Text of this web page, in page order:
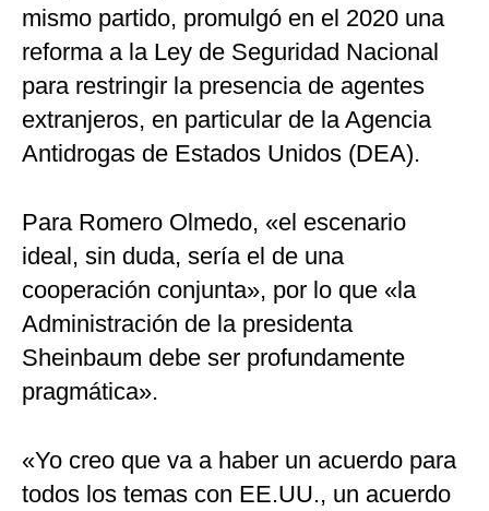
mismo partido, promulgó en el 2020 una
reforma a la Ley de Seguridad Nacional
para restringir la presencia de agentes
extranjeros, en particular de la Agencia
Antidrogas de Estados Unidos (DEA).
Para Romero Olmedo, «el escenario
ideal, sin duda, sería el de una
cooperación conjunta», por lo que «la
Administración de la presidenta
Sheinbaum debe ser profundamente
pragmática».
«Yo creo que va a haber un acuerdo para
todos los temas con EE.UU., un acuerdo